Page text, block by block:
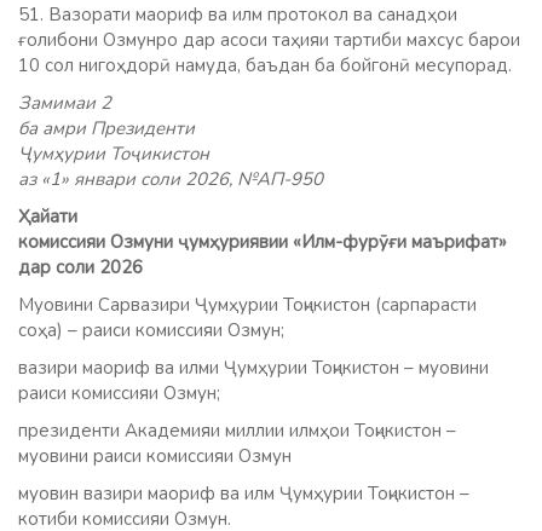
51. Вазорати маориф ва илм протокол ва санадҳои
ғолибони Озмунро дар асоси таҳияи тартиби махсус барои
10 сол нигоҳдорӣ намуда, баъдан ба бойгонӣ месупорад.
Замимаи 2
ба амри Президенти
Ҷумҳурии Тоҷикистон
аз «1» январи соли 2026, №АП-950
Ҳайати
комиссияи Озмуни ҷумҳуриявии «Илм-фурӯғи маърифат»
дар соли 2026
Муовини Сарвазири Ҷумҳурии Тоҷикистон (сарпарасти
соҳа) – раиси комиссияи Озмун;
вазири маориф ва илми Ҷумҳурии Тоҷикистон – муовини
раиси комиссияи Озмун;
президенти Академияи миллии илмҳои Тоҷикистон –
муовини раиси комиссияи Озмун
муовин вазири маориф ва илм Ҷумҳурии Тоҷикистон –
котиби комиссияи Озмун.